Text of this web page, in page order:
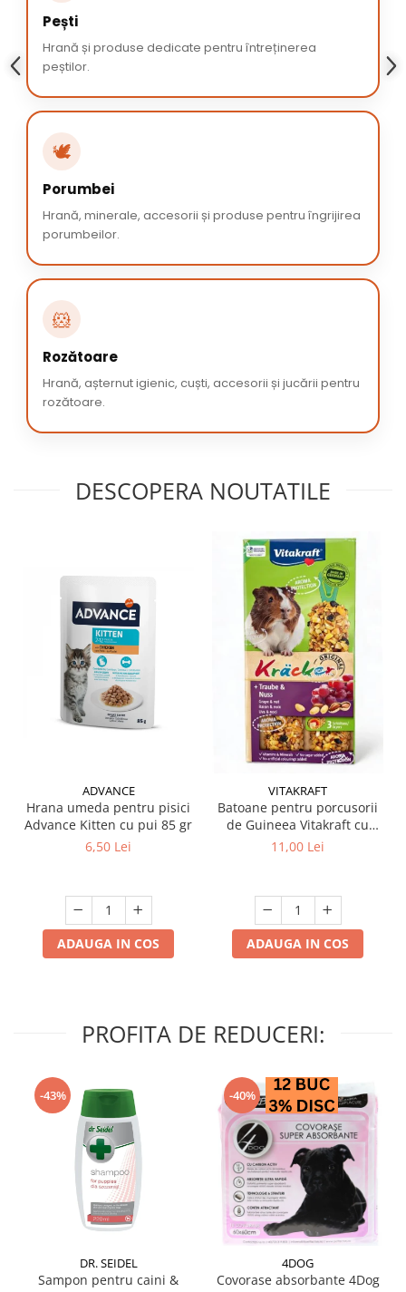
Pești
Hrană și produse dedicate pentru întreținerea
peștilor.
🕊️
Porumbei
Hrană, minerale, accesorii și produse pentru îngrijirea
porumbeilor.
🐹
Rozătoare
Hrană, așternut igienic, cuști, accesorii și jucării pentru
rozătoare.
DESCOPERA NOUTATILE
ADVANCE
Hrana umeda pentru pisici
Advance Kitten cu pui 85 gr
6,50 Lei
ADAUGA IN COS
VITAKRAFT
Batoane pentru porcusorii
de Guineea Vitakraft cu
struguri & nuci 2 buc
11,00 Lei
ADAUGA IN COS
PROFITA DE REDUCERI:
-43%
DR. SEIDEL
Sampon pentru caini &
-40%
4DOG
Covorase absorbante 4Dog